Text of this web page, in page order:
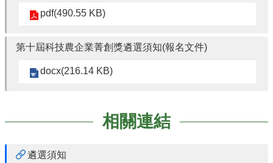
pdf(490.55 KB)
第十屆科技農企業菁創獎遴選須知(報名文件)
docx(216.14 KB)
相關連結
遴選須知